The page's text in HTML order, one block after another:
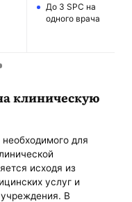
До 3 SPC на
одного врача
клиническую
для
исходя из
услуг и
В